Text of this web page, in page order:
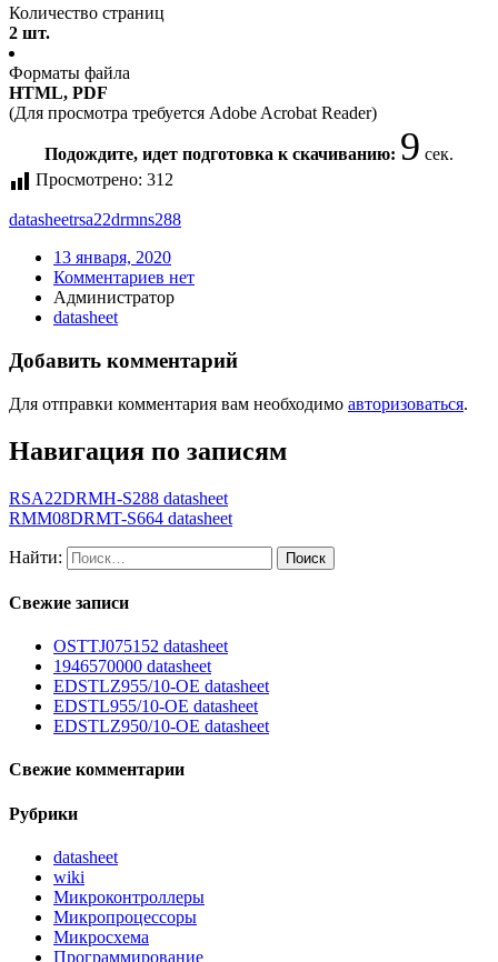
Количество страниц
2 шт.
Форматы файла
HTML, PDF
(Для просмотра требуется Adobe Acrobat Reader)
Подождите, идет подготовка к скачиванию: 8 сек.
Просмотрено: 312
datasheetrsa22drmns288
13 января, 2020
Комментариев нет
Администратор
datasheet
Добавить комментарий
Для отправки комментария вам необходимо авторизоваться.
Навигация по записям
RSA22DRMH-S288 datasheet
RMM08DRMT-S664 datasheet
Найти:
Свежие записи
OSTTJ075152 datasheet
1946570000 datasheet
EDSTLZ955/10-OE datasheet
EDSTL955/10-OE datasheet
EDSTLZ950/10-OE datasheet
Свежие комментарии
Рубрики
datasheet
wiki
Микроконтроллеры
Микропроцессоры
Микросхема
Программирование